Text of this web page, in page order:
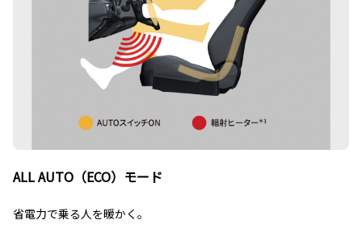
ALL AUTO（ECO）モード
省電力で乗る人を暖かく。